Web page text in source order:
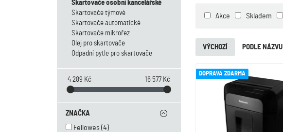
Skartovače osobní kancelářské
Skartovače týmové
Skartovače automatické
Skartovače mikrořez
Olej pro skartovače
Odpadní pytle pro skartovače
4 289 Kč 16 577 Kč
ZNAČKA
Fellowes(4)
Akce Skladem
PODLE NÁZVU
VÝCHOZÍ
DOPRAVA ZDARMA